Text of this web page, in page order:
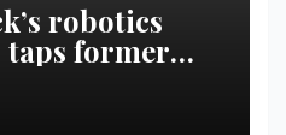
robotics
former
as CFO |